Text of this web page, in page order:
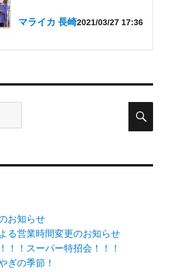
マライカ 長崎2021/03/27 17:36
お知らせ
る営業時間変更のお知らせ
！！スーパー特招会！！！
ぎの季節！